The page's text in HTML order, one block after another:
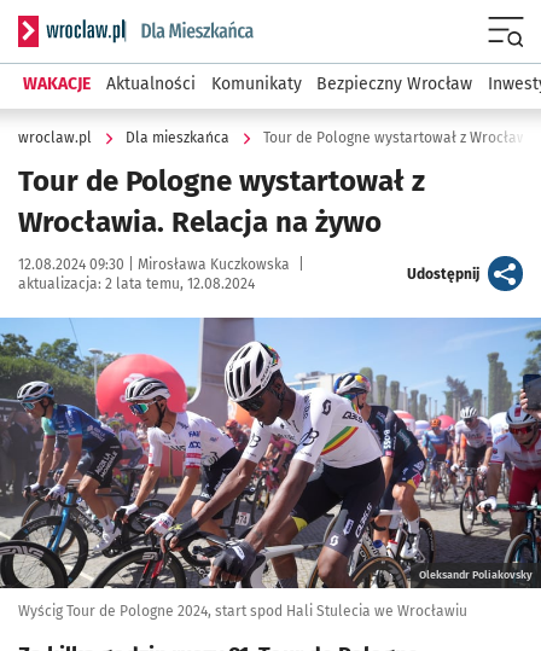
Serwis informacyjny wroclaw.pl podserwis: Dla mieszkańca
WAKACJE Aktualności Komunikaty Bezpieczny Wrocław
wroclaw.pl Dla mieszkańca Tour de Pologne wystartował z
Tour de Pologne wystartował z
Wrocławia. Relacja na żywo
Data publikacji:
12.08.2024 09:30 | Autor:
Mirosława Kuczkowska
aktualizacja: 2 lata temu, 12.08.2024
Udostępnijartykuł
Kliknij, aby powiększyć
Oleksandr Poliakovsky
Wyścig Tour de Pologne 2024, start spod Hali Stulecia we Wrocławiu